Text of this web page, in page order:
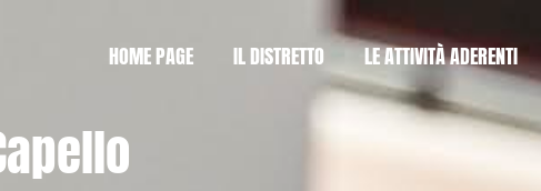
HOME PAGE IL DISTRETTO LE ATTIVITÀ ADERENTI